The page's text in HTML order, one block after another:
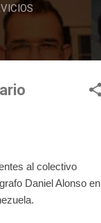
al colectivo
Daniel Alonso en